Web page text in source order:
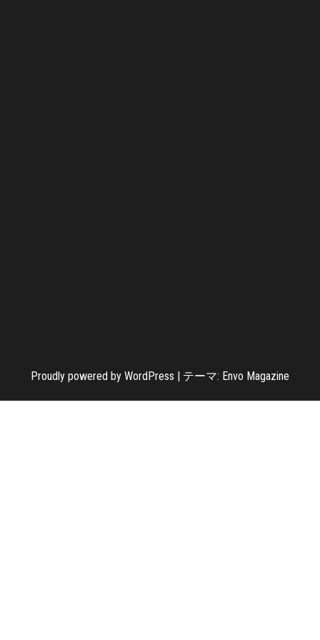
Proudly powered by WordPress | テーマ: Envo Magazine